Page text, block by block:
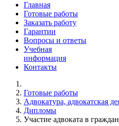
Главная
Готовые работы
Заказать работу
Гарантии
Вопросы и ответы
Учебная
информация
Контакты
Готовые работы
Адвокатура, адвокатская
Дипломы
Участие адвоката в